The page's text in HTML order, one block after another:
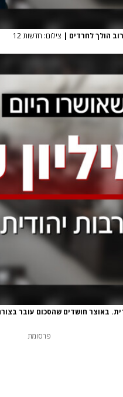
| צילום: חדשות 12
פרסומת